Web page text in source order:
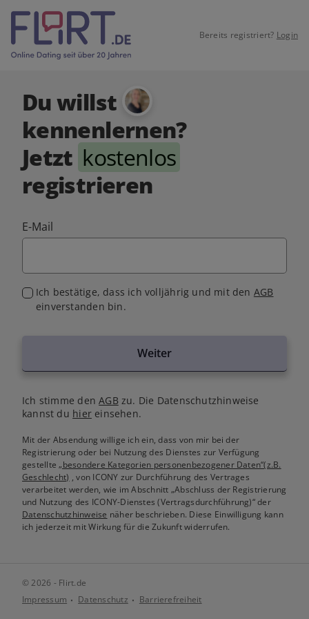
Bereits registriert? Login
Du willst
kennenlernen?
Jetzt kostenlos
registrieren
E-Mail
Ich bestätige, dass ich volljährig und mit den AGB
einverstanden bin.
Weiter
Ich stimme denAGB zu. Die Datenschutzhinweise
kannst du hiereinsehen.
Mit der Absendung willige ich ein, dass von mir bei der
Registrierung oder bei Nutzung des Dienstes zur Verfügung
gestellte„besondere Kategorien personenbezogener Daten“(z.B.
Geschlecht) , von ICONY zur Durchführung des Vertrages
verarbeitet werden, wie im Abschnitt „Abschluss der Registrierung
und Nutzung des ICONY-Dienstes (Vertragsdurchführung)“ der
Datenschutzhinweise näher beschrieben. Diese Einwilligung kann
ich jederzeit mit Wirkung für die Zukunft widerrufen.
© 2026 - Flirt.de
Impressum
Datenschutz Barrierefreiheit